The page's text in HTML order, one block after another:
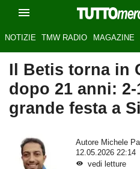
NOTIZIE TMW RADIO MAGAZINE
Il Betis torna in
dopo 21 anni:
grande festa a
Autore Michele
12.05.2026 22:14
vedi letture